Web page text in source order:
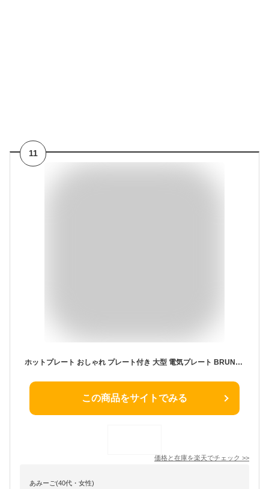
11
ホットプレート おしゃれ プレート付き 大型 電気プレート BRUNOコンパクトホットプレート レシピブック付き プレゼント たこ焼きプレート 平面プレート たこ焼き器 プレゼント レッド ホワイト ピンク IDEA BOE02【D】【B】
この商品をサイトでみる
価格と在庫を楽天でチェック >>
あみーご(40代・女性)